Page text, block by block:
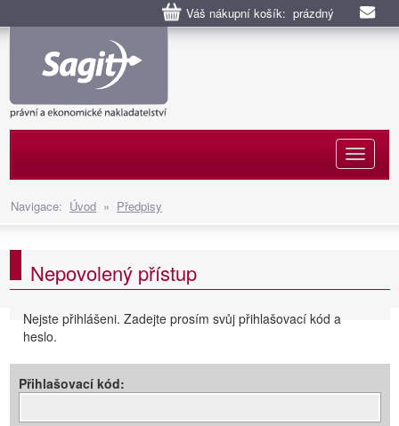
Váš nákupní košík: prázdný
Navigace: Úvod » Předpisy
Nepovolený přístup
Nejste přihlášeni. Zadejte prosím svůj přihlašovací kód a
heslo.
Přihlašovací kód: